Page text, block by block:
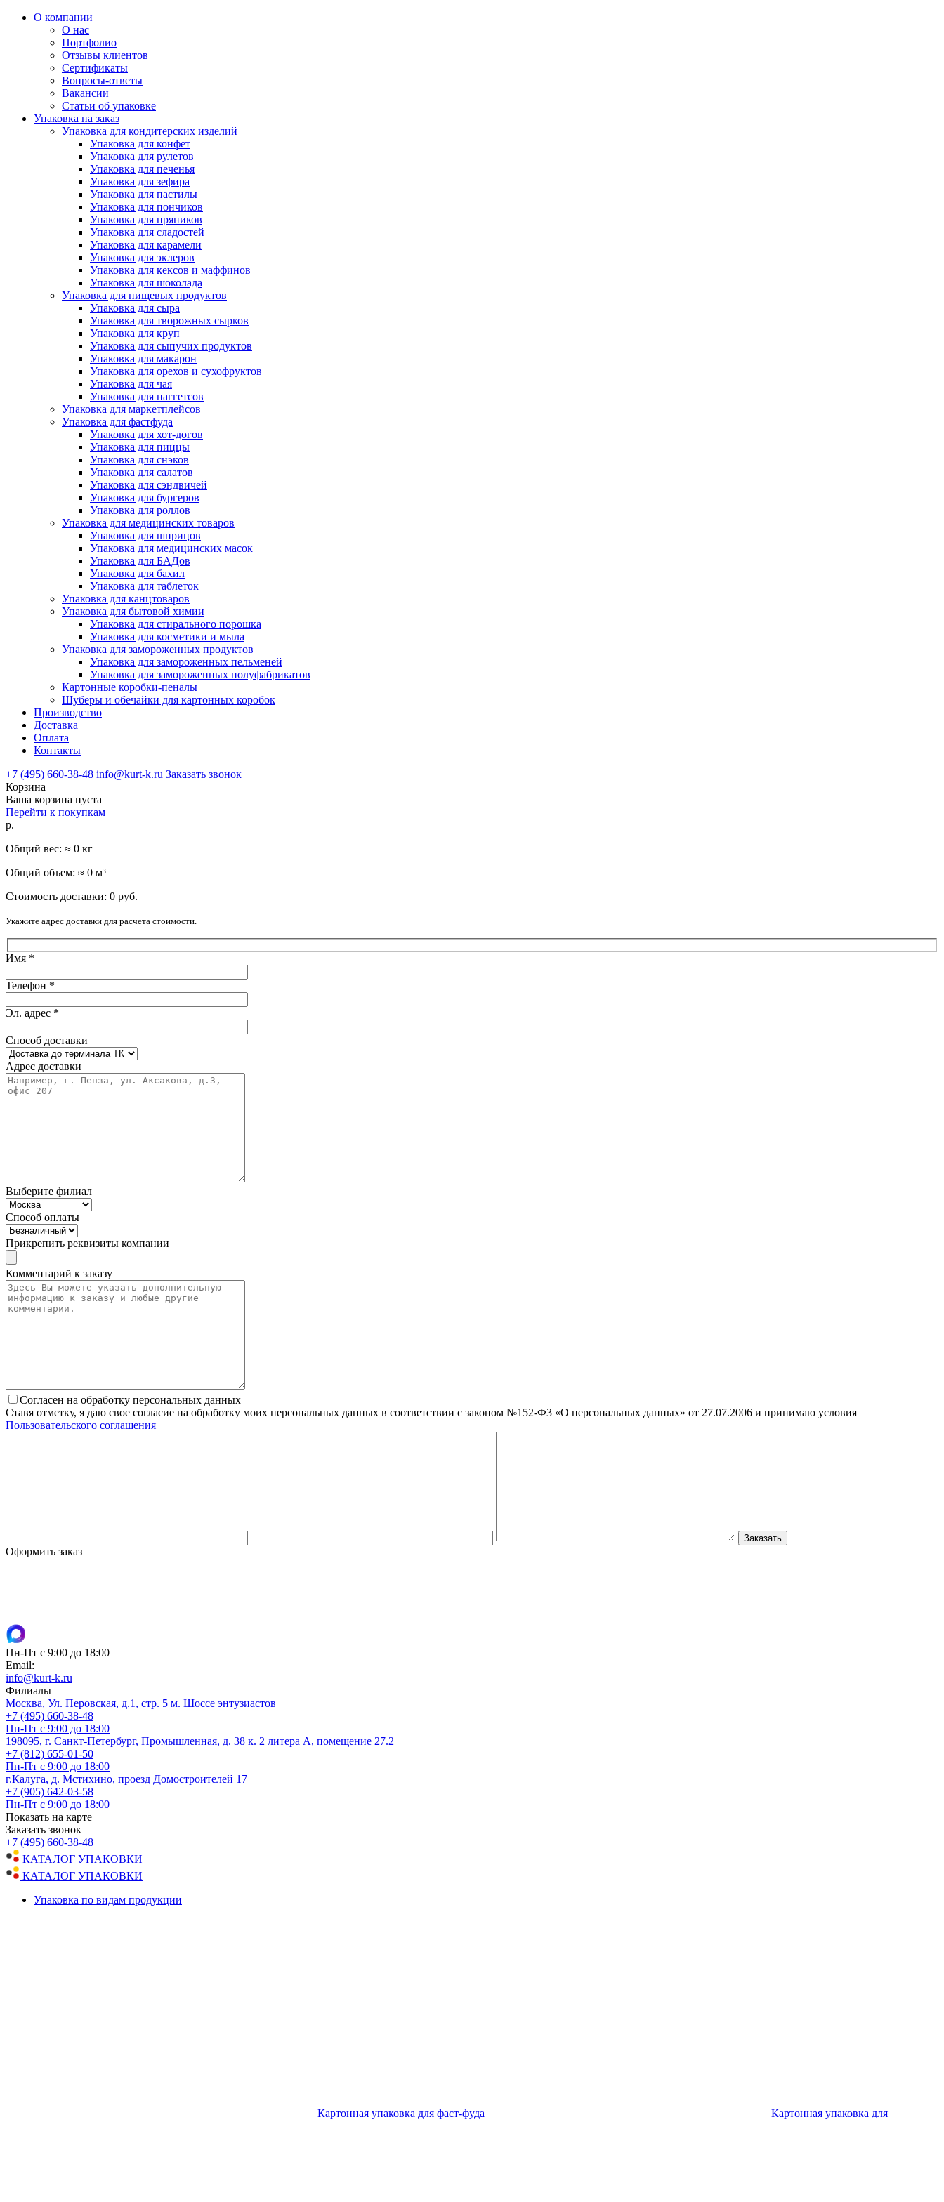
О компании
О нас
Портфолио
Отзывы клиентов
Сертификаты
Вопросы-ответы
Вакансии
Статьи об упаковке
Упаковка на заказ
Упаковка для кондитерских изделий
Упаковка для конфет
Упаковка для рулетов
Упаковка для печенья
Упаковка для зефира
Упаковка для пастилы
Упаковка для пончиков
Упаковка для пряников
Упаковка для сладостей
Упаковка для карамели
Упаковка для эклеров
Упаковка для кексов и маффинов
Упаковка для шоколада
Упаковка для пищевых продуктов
Упаковка для сыра
Упаковка для творожных сырков
Упаковка для круп
Упаковка для сыпучих продуктов
Упаковка для макарон
Упаковка для орехов и сухофруктов
Упаковка для чая
Упаковка для наггетсов
Упаковка для маркетплейсов
Упаковка для фастфуда
Упаковка для хот-догов
Упаковка для пиццы
Упаковка для снэков
Упаковка для салатов
Упаковка для сэндвичей
Упаковка для бургеров
Упаковка для роллов
Упаковка для медицинских товаров
Упаковка для шприцов
Упаковка для медицинских масок
Упаковка для БАДов
Упаковка для бахил
Упаковка для таблеток
Упаковка для канцтоваров
Упаковка для бытовой химии
Упаковка для стирального порошка
Упаковка для косметики и мыла
Упаковка для замороженных продуктов
Упаковка для замороженных пельменей
Упаковка для замороженных полуфабрикатов
Картонные коробки-пеналы
Шуберы и обечайки для картонных коробок
Производство
Доставка
Оплата
Контакты
+7 (495) 660-38-48 info@kurt-k.ru Заказать звонок
Корзина
Ваша корзина пуста
Перейти к покупкам
р.
Общий вес: ≈ 0 кг
Общий объем: ≈ 0 м³
Стоимость доставки: 0 руб.
Укажите адрес доставки для расчета стоимости.
Имя *
Телефон *
Эл. адрес *
Способ доставки
Адрес доставки
Выберите филиал
Способ оплаты
Прикрепить реквизиты компании
Комментарий к заказу
Согласен на обработку персональных данных
Ставя отметку, я даю свое согласие на обработку моих персональных данных в соответствии с законом №152-Ф3 «О персональных данных» от 27.07.2006 и принимаю условия
Пользовательского соглашения
Оформить заказ
Пн-Пт с 9:00 до 18:00
Email:
info@kurt-k.ru
Филиалы
Москва, Ул. Перовская, д.1, стр. 5 м. Шоссе энтузиастов
+7 (495) 660-38-48
Пн-Пт с 9:00 до 18:00
198095, г. Санкт-Петербург, Промышленная, д. 38 к. 2 литера А, помещение 27.2
+7 (812) 655-01-50
Пн-Пт с 9:00 до 18:00
г.Калуга, д. Мстихино, проезд Домостроителей 17
+7 (905) 642-03-58
Пн-Пт с 9:00 до 18:00
Показать на карте
Заказать звонок
+7 (495) 660-38-48
КАТАЛОГ УПАКОВКИ
КАТАЛОГ УПАКОВКИ
Упаковка по видам продукции
Картонная упаковка для фаст-фуда Картонная упаковка для